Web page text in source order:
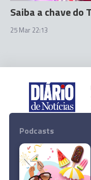
Saiba a chave do
25 Mar 22:13
Podcasts